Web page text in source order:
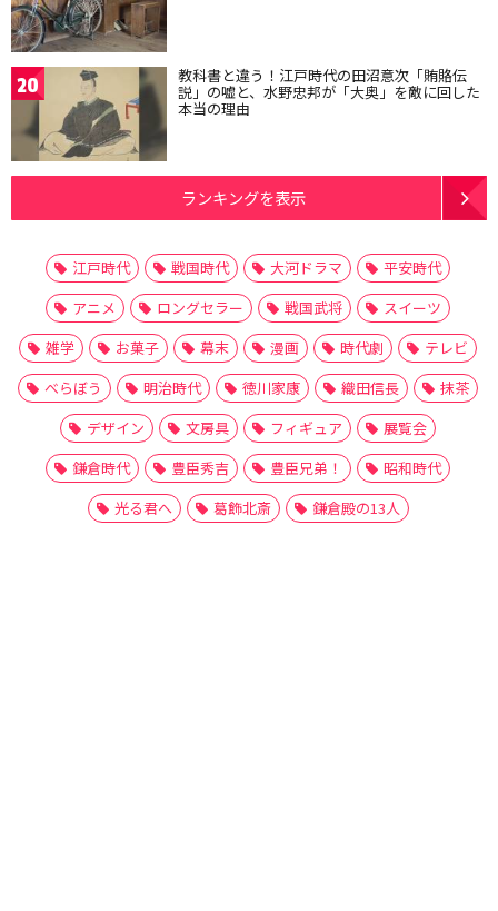
20 教科書と違う！江戸時代の田沼意次「賄賂伝
説」の嘘と、水野忠邦が「大奥」を敵に回した
本当の理由
ランキングを表示
江戸時代 戦国時代 大河ドラマ
平安時代
アニメ
ロングセラー 戦国武将
スイーツ
雑学
お菓子 幕末 漫画 時代劇
テレビ
べらぼう
明治時代 徳川家康 織田信長
抹茶
デザイン
文房具 フィギュア
展覧会
鎌倉時代
豊臣秀吉 豊臣兄弟！
昭和時代
光る君へ
葛飾北斎 鎌倉殿の13人